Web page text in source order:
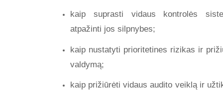
kaip suprasti vidaus kontrolės
atpažinti jos silpnybes;
kaip nustatyti prioritetines rizikas ir
valdymą;
kaip prižiūrėti vidaus audito veiklą ir